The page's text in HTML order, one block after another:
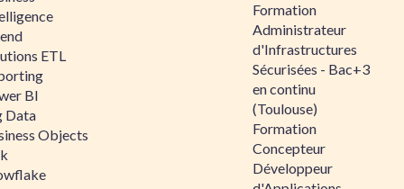
ETL
BI
Data
Objects
Formation
Administrateur
d'Infrastructures
Sécurisées - Bac+3
en continu
(Toulouse)
Formation
Concepteur
Développeur